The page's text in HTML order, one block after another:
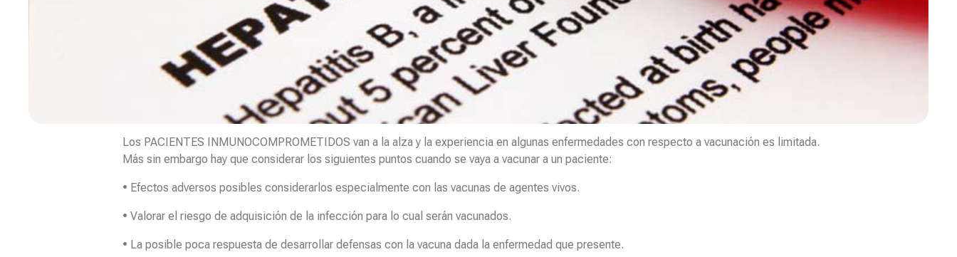
Los PACIENTES INMUNOCOMPROMETIDOS van a la alza y la experiencia en algunas enfermedades con respecto a vacunación es limitada.
Más sin embargo hay que considerar los siguientes puntos cuando se vaya a vacunar a un paciente:
• Efectos adversos posibles considerarlos especialmente con las vacunas de agentes vivos.
• Valorar el riesgo de adquisición de la infección para lo cual serán vacunados.
• La posible poca respuesta de desarrollar defensas con la vacuna dada la enfermedad que presente.